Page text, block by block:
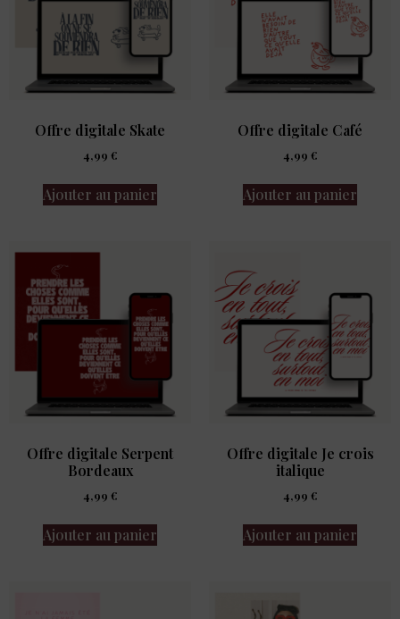
Offre digitale Skate
4,99 €
Ajouter au panier
Offre digitale Café
4,99 €
Ajouter au panier
Offre digitale Serpent
Bordeaux
4,99 €
Ajouter au panier
Offre digitale Je crois
italique
4,99 €
Ajouter au panier